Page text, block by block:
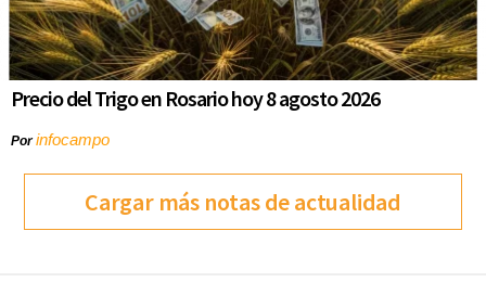
Precio del Trigo en Rosario hoy 8 agosto 2026
Porinfocampo
Cargar más notas de actualidad